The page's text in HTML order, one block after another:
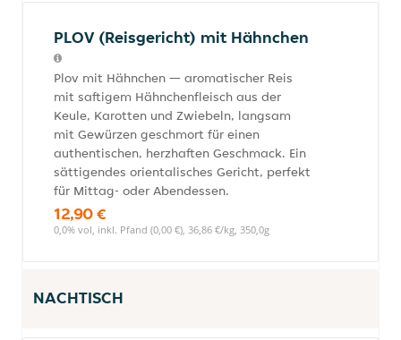
PLOV (Reisgericht) mit Hähnchen
Plov mit Hähnchen — aromatischer Reis
mit saftigem Hähnchenfleisch aus der
Keule, Karotten und Zwiebeln, langsam
mit Gewürzen geschmort für einen
authentischen, herzhaften Geschmack. Ein
sättigendes orientalisches Gericht, perfekt
für Mittag- oder Abendessen.
12,90 €
0,0% vol, inkl. Pfand (0,00 €), 36,86 €/kg, 350,0g
NACHTISCH